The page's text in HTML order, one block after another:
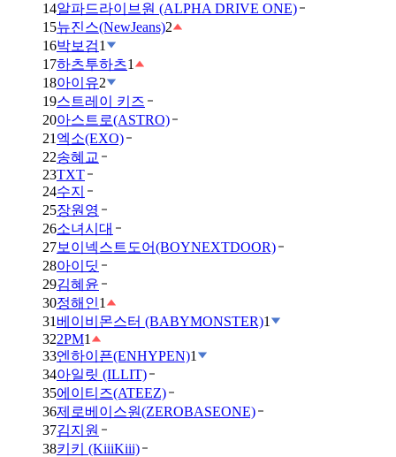
14알파드라이브원 (ALPHA DRIVE ONE)
15뉴진스(NewJeans)2
16박보검1
17하츠투하츠1
18아이유2
19스트레이 키즈
20아스트로(ASTRO)
21 엑소(EXO)
22송혜교
23TXT
24수지
25장원영
26소녀시대
27보이넥스트도어(BOYNEXTDOOR)
28아이딧
29김혜윤
30정해인1
31 베이비몬스터 (BABYMONSTER)1
322PM1
33엔하이픈(ENHYPEN)1
34아일릿 (ILLIT)
35에이티즈(ATEEZ)
36제로베이스원(ZEROBASEONE)
37김지원
38키키 (KiiiKiii)